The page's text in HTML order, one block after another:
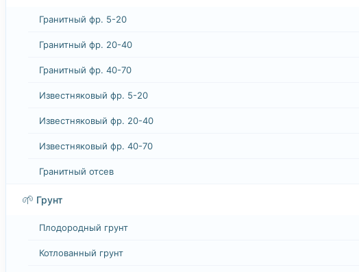
Гранитный фр. 5-20
Гранитный фр. 20-40
Гранитный фр. 40-70
Известняковый фр. 5-20
Известняковый фр. 20-40
Известняковый фр. 40-70
Гранитный отсев
🌱 Грунт
Плодородный грунт
Котлованный грунт